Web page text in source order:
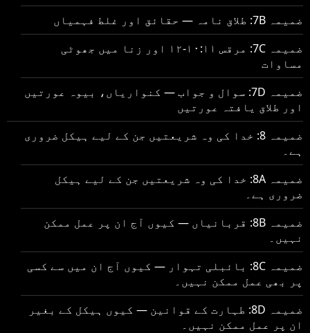
ضمیمہ 7B: طلاق نامہ — حقائق اور غلط فہمیاں
ضمیمہ 7C: مرقس ۱۰:۱۱-۱۲ اور زنا میں جھوٹی
مساوات
ضمیمہ 7D: سوال و جواب — کنواریاں، بیوہ عورتیں
اور طلاق یافتہ عورتیں
ضمیمہ 8: خدا کی وہ شریعتیں جن کے لیے ہیکل ضروری
ہے۔
ضمیمہ 8A: خدا کی وہ شریعتیں جن کے لیے ہیکل
ضروری ہے۔
ضمیمہ 8B: قربانیاں — کیوں آج ان پر عمل ممکن
نہیں۔
ضمیمہ 8C: بائبلی تہوار — کیوں آج ان میں سے کسی
پر بھی عمل ممکن نہیں۔
ضمیمہ 8D: طہارت کے قوانین — کیوں ہیکل کے بغیر
ان پر عمل ممکن نہیں۔